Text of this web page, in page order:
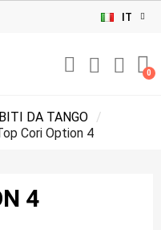
IT
DA TANGO
Cori Option 4
4